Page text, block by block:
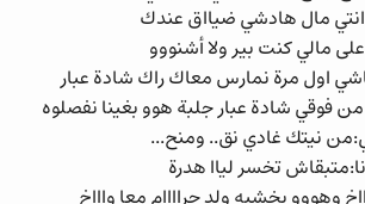
مال هادشي ضيااق عندك
مالي كنت بير ولا أشنووو
اول مرة نمارس معاك راك شادة عبار
فوقي شادة عبار جلبة هوو بغينا نفصلوه
نيتك غادي نق.. ومنح...
تخسر لياا هدرة
وهووو يخشيه ولد حراااام معا واااخ